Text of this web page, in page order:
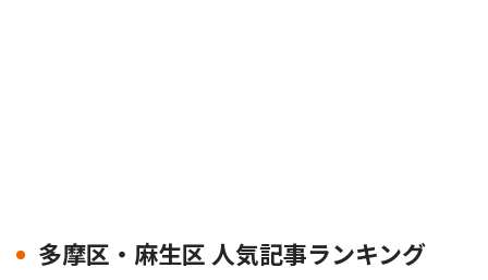
多摩区・麻生区 人気記事ランキング